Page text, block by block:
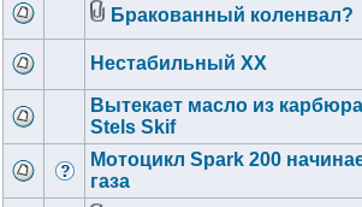
Бракованный коленвал?
Нестабильный ХХ
Вытекает масло из
Stels Skif
Мотоцикл Spark 200
газа